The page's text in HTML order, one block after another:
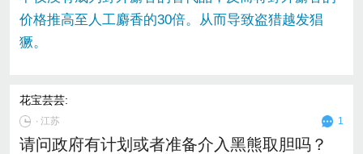
价格推高至人工麝香的30倍。从而导致盗猎越发猖
獗。
花宝芸芸:
∙江苏 1
请问政府有计划或者准备介入黑熊取胆吗？